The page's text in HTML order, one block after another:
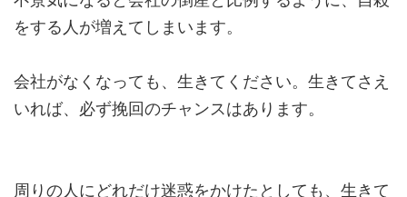
をする人が増えてしまいます。
会社がなくなっても、生きてください。生きてさえ
いれば、必ず挽回のチャンスはあります。
周りの人にどれだけ迷惑をかけたとしても、生きて